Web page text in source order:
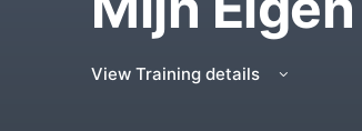
View Training details